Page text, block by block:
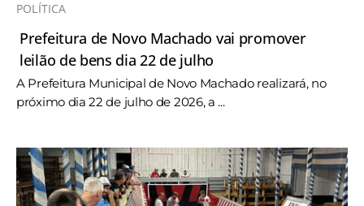
POLÍTICA
Prefeitura de Novo Machado vai promover
leilão de bens dia 22 de julho
A Prefeitura Municipal de Novo Machado realizará, no
próximo dia 22 de julho de 2026, a ...